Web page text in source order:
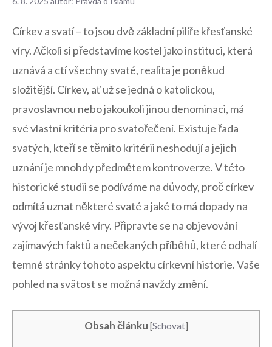
Církev a svatí – to jsou dvě‌ základní pilíře křesťanské
víry. Ačkoli si představíme kostel jako instituci, která
uznává‍ a⁤ ctí všechny svaté, realita je poněkud
složitější. Církev, ať‌ už⁢ se​ jedná o katolickou,
pravoslavnou‍ nebo⁤ jakoukoli jinou denominaci, má
‌své vlastní kritéria pro svatořečení. Existuje řada​
svatých, kteří se těmito kritérii neshodují a jejich
uznání je ​mnohdy předmětem kontroverze. ⁤V této
historické studii se podíváme na důvody,​ proč ⁤církev
odmítá ⁣uznat některé svaté a jaké to má dopady na⁢
vývoj křesťanské víry. ‌Připravte se na⁣ objevování
⁣zajímavých​ faktů a nečekaných příběhů, které odhalí
temné stránky tohoto‌ aspektu církevní historie. Vaše
pohled na⁣ svätost se možná navždy změní.
Obsah článku [Schovat]